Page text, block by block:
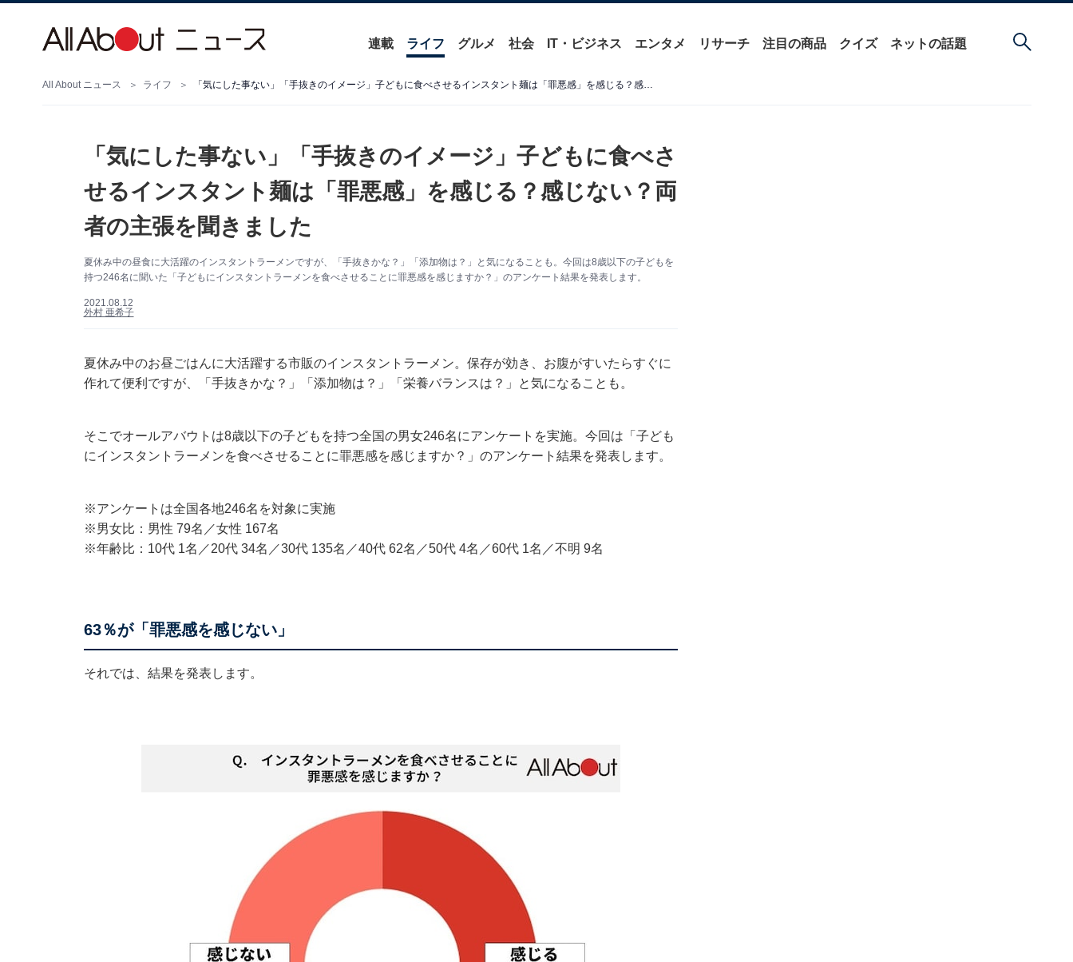
連載 ライフ グルメ 社会 IT・ビジネス エンタメ リサーチ 注目の商品 クイズ ネットの話題
All About ニュース ライフ 「気にした事ない」「手抜きのイメージ」子どもに食べさせるインスタント麺は「罪悪感」を感じる？感じない？両者の主張を聞きました
「気にした事ない」「手抜きのイメージ」子どもに食べさ
せるインスタント麺は「罪悪感」を感じる？感じない？両
者の主張を聞きました
夏休み中の昼食に大活躍のインスタントラーメンですが、「手抜きかな？」「添加物は？」と気になることも。今回は8歳以下の子どもを
持つ246名に聞いた「子どもにインスタントラーメンを食べさせることに罪悪感を感じますか？」のアンケート結果を発表します。
2021.08.12
外村 亜希子
夏休み中のお昼ごはんに大活躍する市販のインスタントラーメン。保存が効き、お腹がすいたらすぐに
作れて便利ですが、「手抜きかな？」「添加物は？」「栄養バランスは？」と気になることも。
そこでオールアバウトは8歳以下の子どもを持つ全国の男女246名にアンケートを実施。今回は「子ども
にインスタントラーメンを食べさせることに罪悪感を感じますか？」のアンケート結果を発表します。
※アンケートは全国各地246名を対象に実施
※男女比：男性 79名／女性 167名
※年齢比：10代 1名／20代 34名／30代 135名／40代 62名／50代 4名／60代 1名／不明 9名
63％が「罪悪感を感じない」
それでは、結果を発表します。